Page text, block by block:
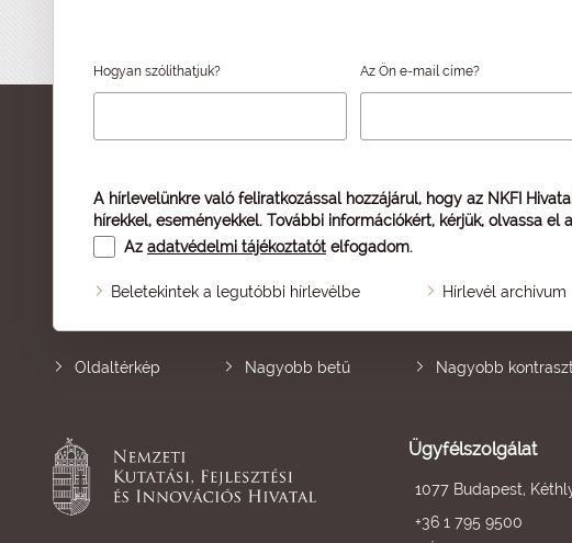
Hogyan szólíthatjuk? Az Ön e-mail címe?
A hírlevelünkre való feliratkozással hozzájárul, hogy az NKFI
hírekkel, eseményekkel. További információkért, kérjük, olvassa el
Az adatvédelmi tájékoztatót elfogadom.
Beletekintek a legutóbbi hírlevélbe Hírlevél archívum
Oldaltérkép Nagyobb betű Nagyobb kontraszt
Ügyfélszolgálat
1077 Budapest,
+36 1 795 9500